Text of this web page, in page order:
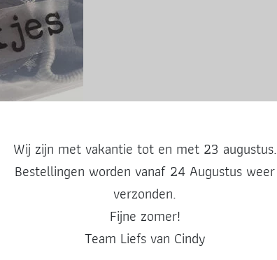
Deel deze post
Wij zijn met vakantie tot en met 23 augustus.
Bestellingen worden vanaf 24 Augustus weer
verzonden.
Fijne zomer!
Team Liefs van Cindy